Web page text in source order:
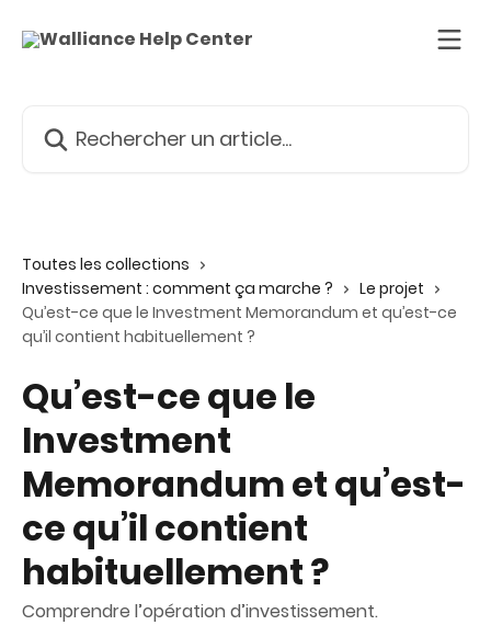
Toutes les collections
Investissement : comment ça marche ?
Le projet
Qu’est-ce que le Investment Memorandum et qu’est-ce
qu’il contient habituellement ?
Qu’est-ce que le
Investment
Memorandum et qu’est-
ce qu’il contient
habituellement ?
Comprendre l’opération d’investissement.